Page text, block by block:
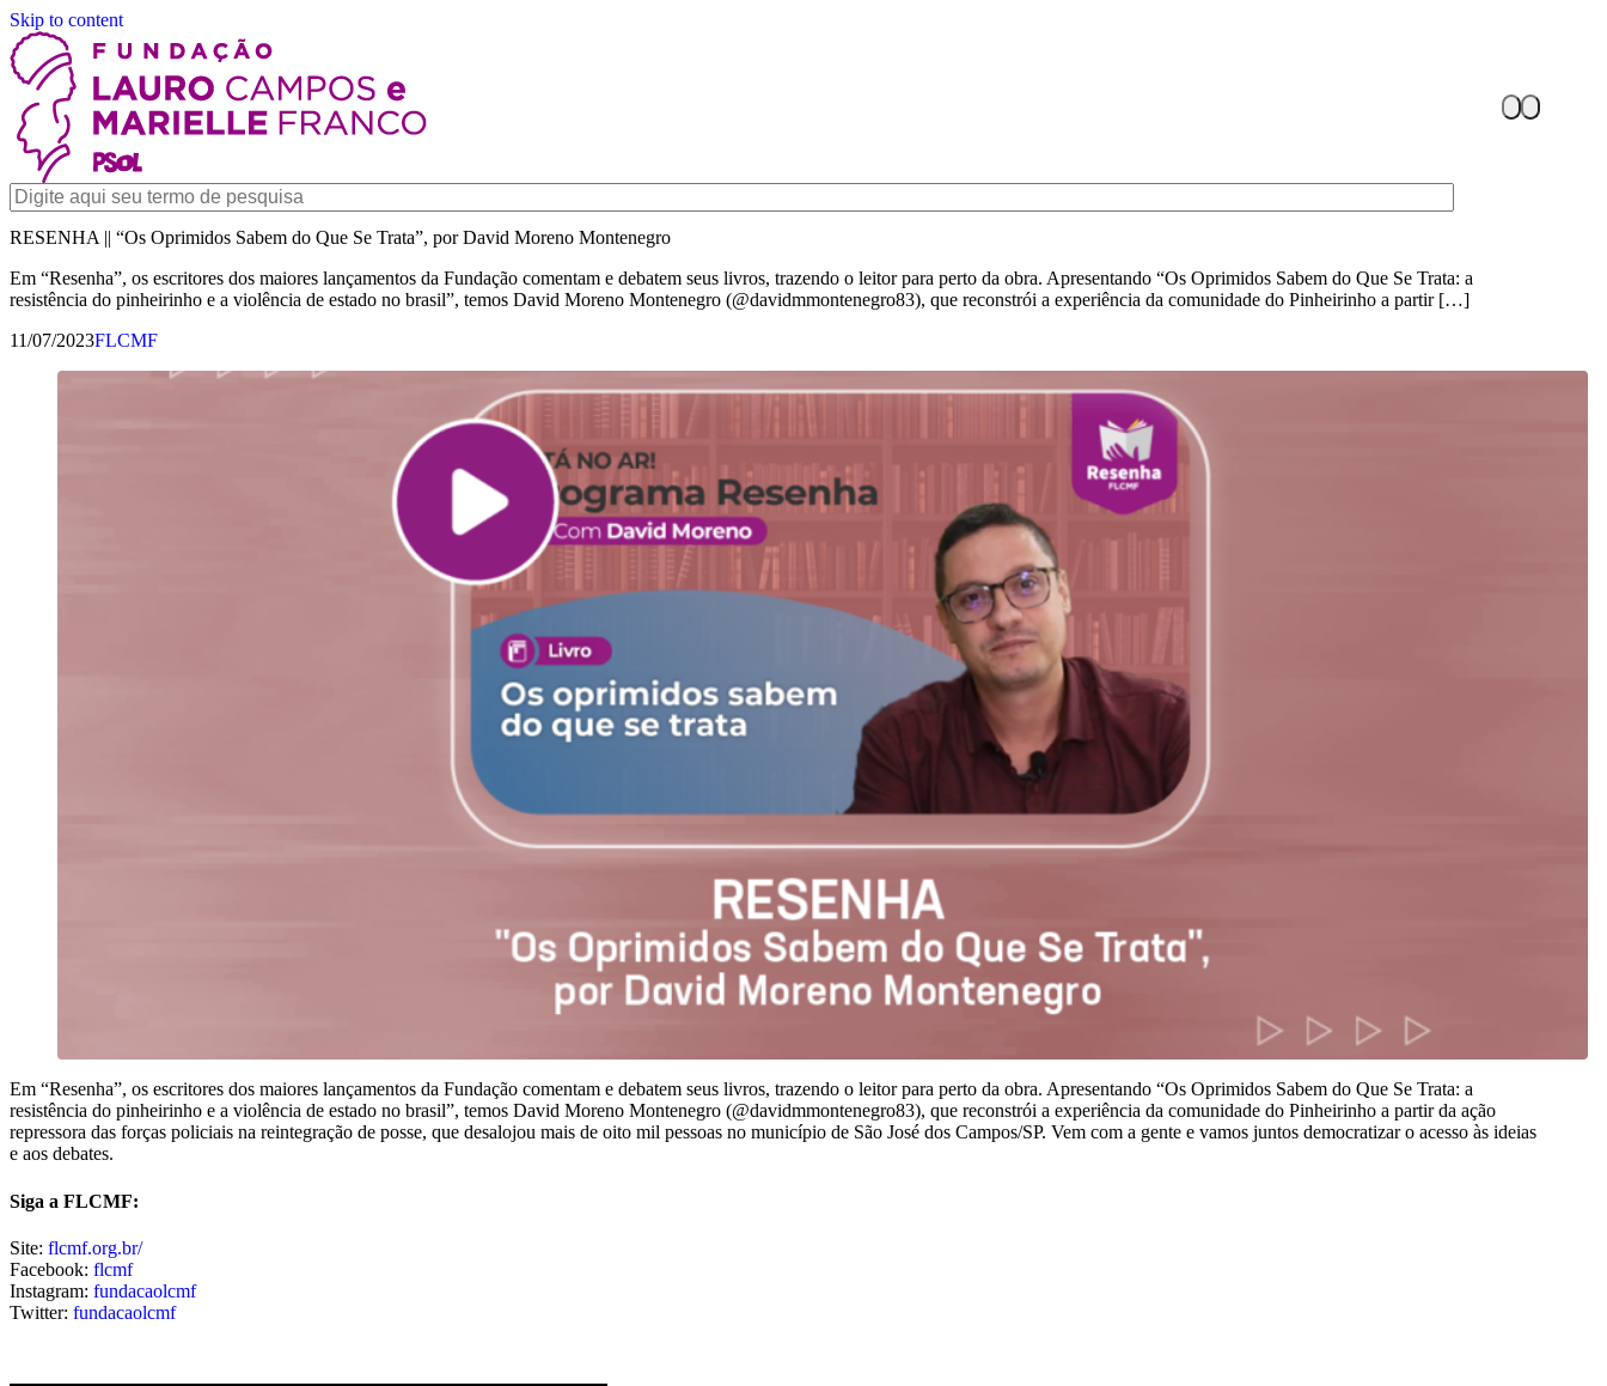
Skip to content
RESENHA || “Os Oprimidos Sabem do Que Se Trata”, por David Moreno Montenegro
Em “Resenha”, os escritores dos maiores lançamentos da Fundação comentam e debatem seus livros, trazendo o leitor para perto da obra. Apresentando “Os Oprimidos Sabem do Que Se Trata: a
resistência do pinheirinho e a violência de estado no brasil”, temos David Moreno Montenegro (@davidmmontenegro83), que reconstrói a experiência da comunidade do Pinheirinho a partir […]
11/07/2023FLCMF
Em “Resenha”, os escritores dos maiores lançamentos da Fundação comentam e debatem seus livros, trazendo o leitor para perto da obra. Apresentando “Os Oprimidos Sabem do Que Se Trata: a
resistência do pinheirinho e a violência de estado no brasil”, temos David Moreno Montenegro (@davidmmontenegro83), que reconstrói a experiência da comunidade do Pinheirinho a partir da ação
repressora das forças policiais na reintegração de posse, que desalojou mais de oito mil pessoas no município de São José dos Campos/SP. Vem com a gente e vamos juntos democratizar o acesso às ideias
e aos debates.
Siga a FLCMF:
Site: flcmf.org.br/
Facebook: flcmf
Instagram: fundacaolcmf
Twitter: fundacaolcmf